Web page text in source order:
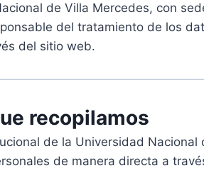
de Villa Mercedes, con
del tratamiento de los
del sitio web.
recopilamos
de la Universidad Nacional
de manera directa a